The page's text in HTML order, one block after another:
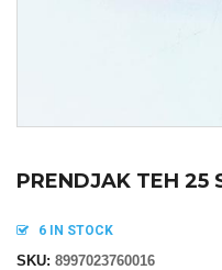
PRENDJAK TEH 25
6 IN STOCK
SKU: 8997023760016